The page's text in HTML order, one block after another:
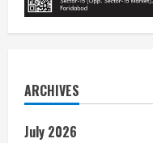
ARCHIVES
July 2026